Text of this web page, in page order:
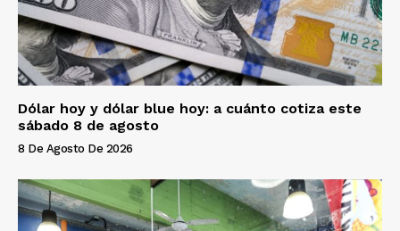
Dólar hoy y dólar blue hoy: a cuánto cotiza este
sábado 8 de agosto
8 De Agosto De 2026